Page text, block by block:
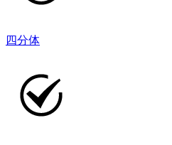
四分体